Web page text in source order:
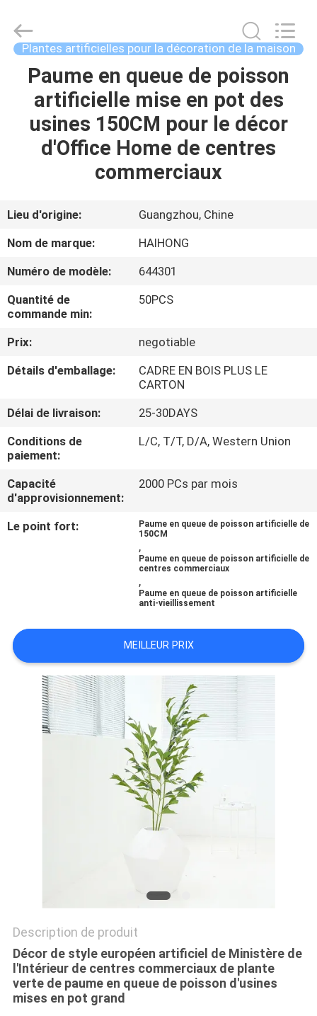
MAISON
PRODUITS
À
PROPOS
NOUS
DE
L'USINE
CONTRÔLE
QUALITÉ
CONTACTEZ-
AFFAIRES
DEMANDEZ
DEVIS
CONFIDENTIALITÉ
Crafts
Factory.
Rights
Reserved.
Developed
Plantes artificielles pour la décoration de la maison
Paume en queue de poisson
artificielle mise en pot des
usines 150CM pour le décor
d'Office Home de centres
commerciaux
Lieu d'origine:
Guangzhou, Chine
Nom de marque:
HAIHONG
Numéro de modèle:
644301
Quantité de
commande min:
50PCS
Prix:
negotiable
Détails d'emballage:
CADRE EN BOIS PLUS LE
CARTON
Délai de livraison:
25-30DAYS
Conditions de
paiement:
L/C, T/T, D/A, Western Union
Capacité
d'approvisionnement:
2000 PCs par mois
Le point fort:
Paume en queue de poisson artificielle de
150CM
,
Paume en queue de poisson artificielle de
centres commerciaux
,
Paume en queue de poisson artificielle
anti-vieillissement
MEILLEUR PRIX
Description de produit
Décor de style européen artificiel de Ministère de
l'Intérieur de centres commerciaux de plante
verte de paume en queue de poisson d'usines
mises en pot grand